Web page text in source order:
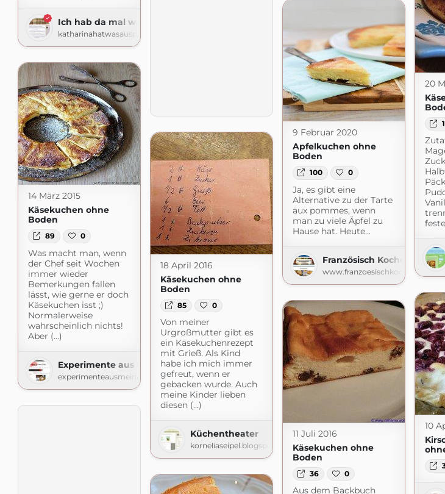
Ich hab da mal was ausprobiert
katharinahatwasausprobiert.blogspot.com
20
9 Februar 2020
Apfelkuchen ohne
Boden
100 0
Ja, es gibt eine
Alternative zu der Tarte
aux pommes, wenn
man zu viele Äpfel zu
Hause hat. Heute...
Französisch Kochen by
www.franzoesischkochen.de
14 März 2015
Käsekuchen ohne
Boden
89 0
Was macht man, wenn
der Chef seit Wochen
immer wieder
Bemerkungen fallen
lässt, wie gerne er doch
Käsekuchen isst ;)
Normalerweise
wahrscheinlich nichts!
Aber (...)
Experimente aus meiner Küche
experimenteausmeinerkueche.blogspot.com
18 April 2016
Käsekuchen ohne
Boden
85 0
Von meiner
Urgroßmutter gibt es
ein Käsekuchenrezept
mit Grieß. Als Kind
habe ich mich immer
gefreut, wenn er
gebacken wurde. Auch
meine Kinder lieben
diesen (...)
Küchentheater
korneliaseipel.blogspot.com
10
11 Juli 2016
Käsekuchen ohne
Boden
36 0
Aus dem Backbuch